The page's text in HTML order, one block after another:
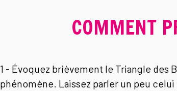
COMMENT
1 - Évoquez brièvement le Triangle des
phénomène. Laissez parler un peu